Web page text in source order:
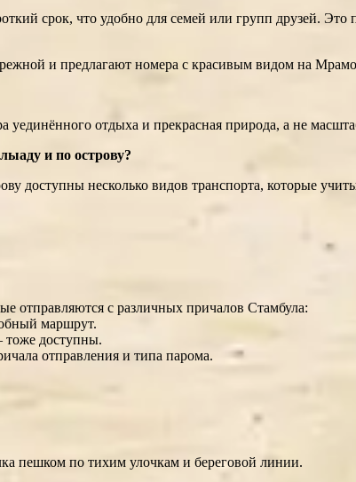
срок, что удобно для семей или групп друзей.
и предлагают номера с красивым видом на
отдыха и прекрасная природа, а не
и по острову?
доступны несколько видов транспорта, которые
отправляются с различных причалов Стамбула:
маршрут.
доступны.
отправления и типа парома.
пешком по тихим улочкам и береговой линии.